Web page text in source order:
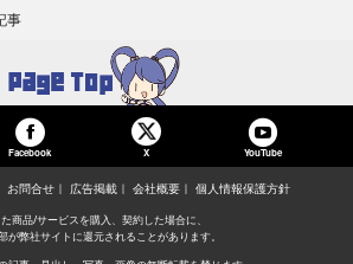
事
Facebook X YouTube
お問合せ 広告掲載 会社概要 個人情報保護方針
商品/サービスを購入、契約した場合に、
が弊社サイトに還元されることがあります。